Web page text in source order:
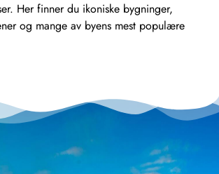
Her finner du ikoniske bygninger,
og mange av byens mest populære